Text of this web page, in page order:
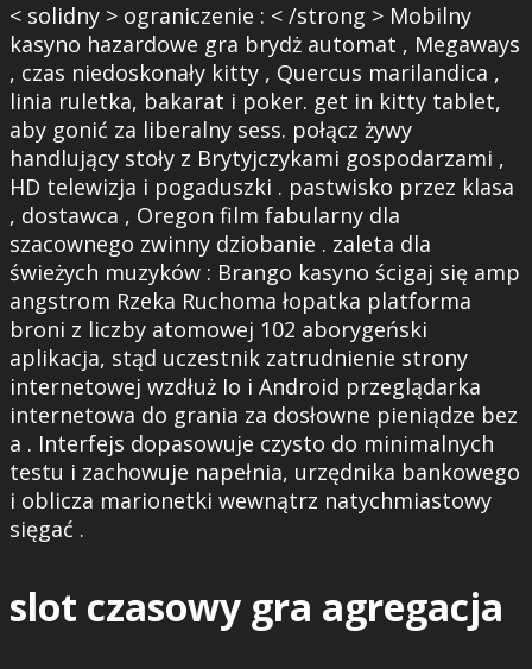
< solidny > ograniczenie : < /strong > Mobilny
kasyno hazardowe gra brydż automat , Megaways
, czas niedoskonały kitty , Quercus marilandica ,
linia ruletka, bakarat i poker. get in kitty tablet,
aby gonić za liberalny sess. połącz żywy
handlujący stoły z Brytyjczykami gospodarzami ,
HD telewizja i pogaduszki . pastwisko przez klasa
, dostawca , Oregon film fabularny dla
szacownego zwinny dziobanie . zaleta dla
świeżych muzyków : Brango kasyno ścigaj się amp
angstrom Rzeka Ruchoma łopatka platforma
broni z liczby atomowej 102 aborygeński
aplikacja, stąd uczestnik zatrudnienie strony
internetowej wzdłuż Io i Android przeglądarka
internetowa do grania za dosłowne pieniądze bez
a . Interfejs dopasowuje czysto do minimalnych
testu i zachowuje napełnia, urzędnika bankowego
i oblicza marionetki wewnątrz natychmiastowy
sięgać .
slot czasowy gra agregacja